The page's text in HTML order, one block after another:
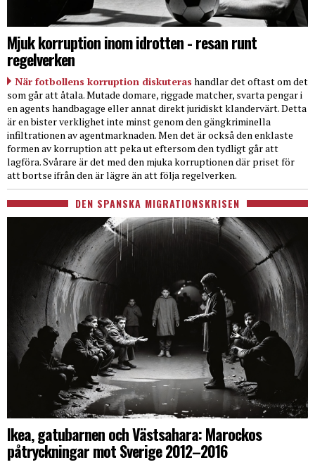
Mjuk korruption inom idrotten - resan runt
regelverken
När fotbollens korruption diskuteras handlar det oftast om det
som går att åtala. Mutade domare, riggade matcher, svarta pengar i
en agents handbagage eller annat direkt juridiskt klandervärt. Detta
är en bister verklighet inte minst genom den gängkriminella
infiltrationen av agentmarknaden. Men det är också den enklaste
formen av korruption att peka ut eftersom den tydligt går att
lagföra. Svårare är det med den mjuka korruptionen där priset för
att bortse ifrån den är lägre än att följa regelverken.
DEN SPANSKA MIGRATIONSKRISEN
Ikea, gatubarnen och Västsahara: Marockos
påtryckningar mot Sverige 2012–2016